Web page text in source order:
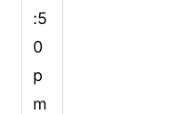
:5
0
p
m